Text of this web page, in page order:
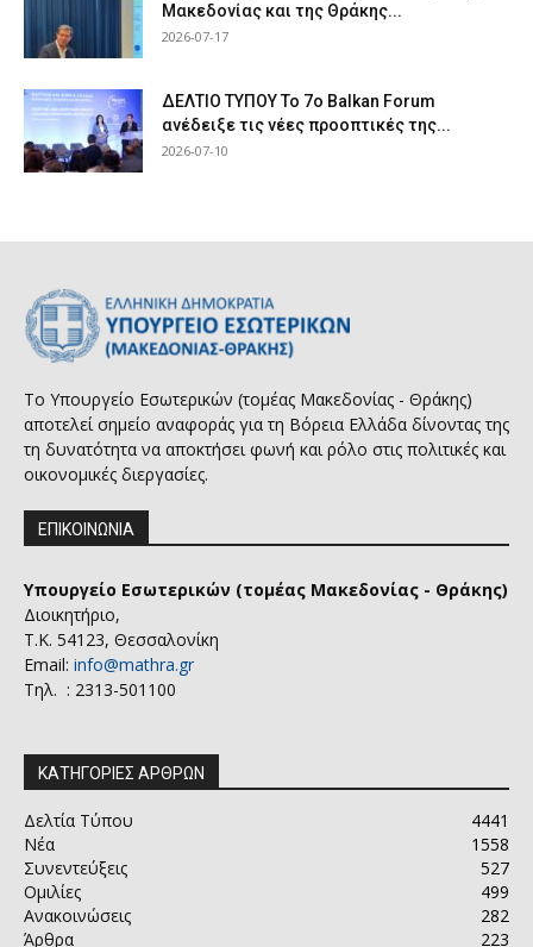
Μακεδονίας και της Θράκης...
2026-07-17
ΔΕΛΤΙΟ ΤΥΠΟΥ Το 7ο Balkan Forum
ανέδειξε τις νέες προοπτικές της...
2026-07-10
Το Υπουργείο Εσωτερικών (τομέας Μακεδονίας - Θράκης)
αποτελεί σημείο αναφοράς για τη Βόρεια Ελλάδα δίνοντας της
τη δυνατότητα να αποκτήσει φωνή και ρόλο στις πολιτικές και
οικονομικές διεργασίες.
ΕΠΙΚΟΙΝΩΝΙΑ
Υπουργείο Εσωτερικών (τομέας Μακεδονίας - Θράκης)
Διοικητήριο,
Τ.Κ. 54123, Θεσσαλονίκη
Email: info@mathra.gr
Τηλ. : 2313-501100
ΚΑΤΗΓΟΡΙΕΣ ΑΡΘΡΩΝ
Δελτία Τύπου
4441
Νέα
1558
Συνεντεύξεις
527
Ομιλίες
499
Ανακοινώσεις
282
Άρθρα
223